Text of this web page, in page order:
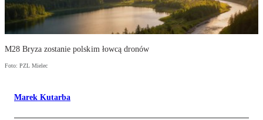
M28 Bryza zostanie polskim łowcą dronów
Foto: PZL Mielec
Marek Kutarba